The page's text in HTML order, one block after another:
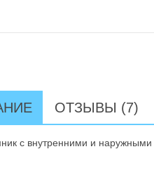
ОТЗЫВЫ (7)
с внутренними и наружными